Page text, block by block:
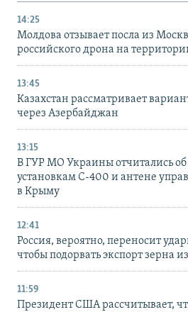
14:25
Молдова отзывает посла из
российского дрона на
13:45
Казахстан рассматривает
через Азербайджан
13:15
В ГУР МО Украины отчитались об
установкам С-400 и антене
в Крыму
12:41
Россия, вероятно, переносит
чтобы подорвать экспорт зерна
11:59
Президент США рассчитывает,